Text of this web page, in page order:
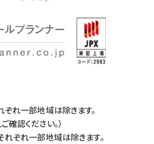
ぞれ一部地域は除きます。
認ください。）
れぞれ一部地域は除きます。